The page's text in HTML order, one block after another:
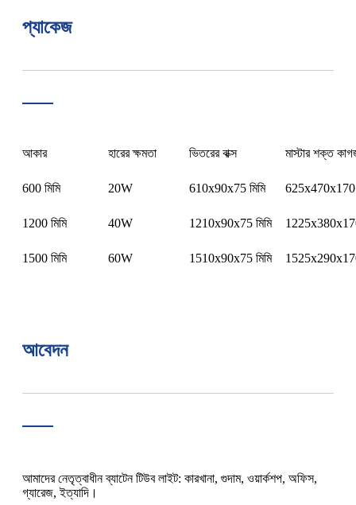
প্যাকেজ
আকার হারের ক্ষমতা ভিতরের বাক্স মাস্টার শক্ত
600 মিমি 20W 610x90x75 মিমি 625x470x170
1200 মিমি 40W 1210x90x75 মিমি
1500 মিমি 60W 1510x90x75 মিমি
আবেদন
আমাদের নেতৃত্বাধীন ব্যাটেন টিউব লাইট: কারখানা, গুদাম, ওয়ার্কশপ, অফিস,
গ্যারেজ, ইত্যাদি।